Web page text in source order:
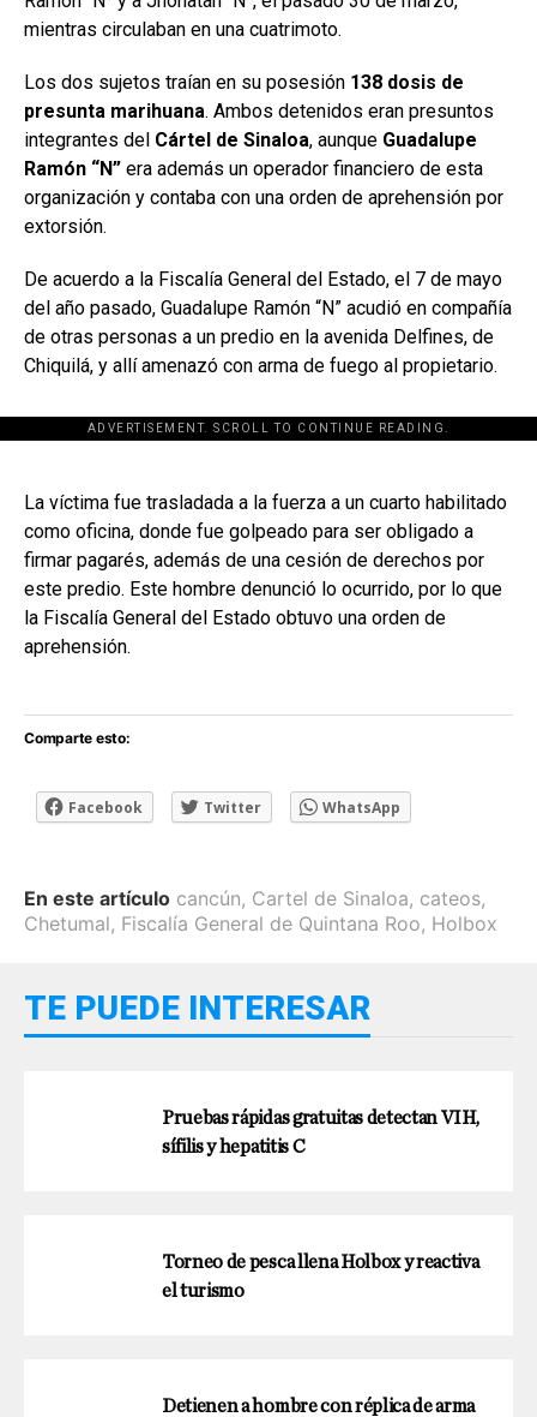
mientras circulaban en una cuatrimoto.
Los dos sujetos traían en su posesión 138 dosis de
presunta marihuana. Ambos detenidos eran presuntos
integrantes del Cártel de Sinaloa, aunque Guadalupe
Ramón “N” era además un operador financiero de esta
organización y contaba con una orden de aprehensión por
extorsión.
De acuerdo a la Fiscalía General del Estado, el 7 de mayo
del año pasado, Guadalupe Ramón “N” acudió en compañía
de otras personas a un predio en la avenida Delfines, de
Chiquilá, y allí amenazó con arma de fuego al propietario.
ADVERTISEMENT. SCROLL TO CONTINUE READING.
[adsforwp id="243463"]
La víctima fue trasladada a la fuerza a un cuarto habilitado
como oficina, donde fue golpeado para ser obligado a
firmar pagarés, además de una cesión de derechos por
este predio. Este hombre denunció lo ocurrido, por lo que
la Fiscalía General del Estado obtuvo una orden de
aprehensión.
Comparte esto:
Facebook Twitter WhatsApp
En este artículo cancún, Cartel de Sinaloa, cateos,
Chetumal, Fiscalía General de Quintana Roo, Holbox
TE PUEDE INTERESAR
Pruebas rápidas gratuitas detectan VIH,
sífilis y hepatitis C
Torneo de pesca llena Holbox y reactiva
el turismo
Detienen a hombre con réplica de arma